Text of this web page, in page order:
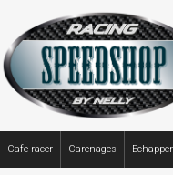
Cafe racer Carenages